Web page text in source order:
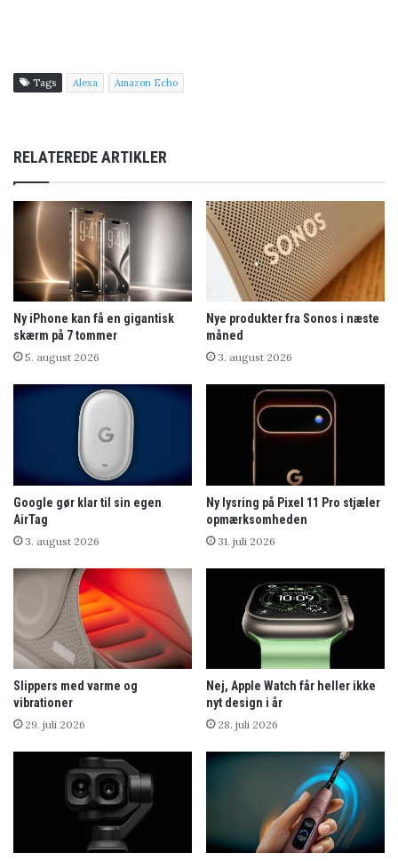
Tags Alexa Amazon Echo
RELATEREDE ARTIKLER
Ny iPhone kan få en gigantisk
skærm på 7 tommer
5. august 2026
Nye produkter fra Sonos i næste
måned
3. august 2026
Google gør klar til sin egen
AirTag
3. august 2026
Ny lysring på Pixel 11 Pro stjæler
opmærksomheden
31. juli 2026
Slippers med varme og
vibrationer
29. juli 2026
Nej, Apple Watch får heller ikke
nyt design i år
28. juli 2026